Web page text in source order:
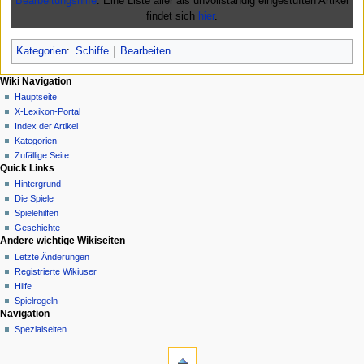
findet sich hier.
Kategorien: Schiffe Bearbeiten
N
a
v
g
a
o
n
s
m
e
n
ü
Seitenaktionen
Seite
Diskussion
Lesen
Quelltext
anzeigen
Versionsgeschichte
Meine Werkzeuge
Anmelden
Wiki Navigation
Hauptseite
X-Lexikon-Portal
Index der Artikel
Kategorien
Zufällige Seite
Quick Links
Hintergrund
Die Spiele
Spielehilfen
Geschichte
Andere wichtige Wikiseiten
Letzte Änderungen
Registrierte Wikiuser
Hilfe
Spielregeln
Werkzeuge
Links
Navigation
Spezialseiten